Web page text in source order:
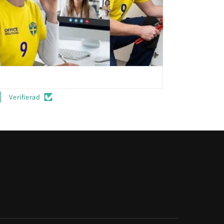
Verifierad